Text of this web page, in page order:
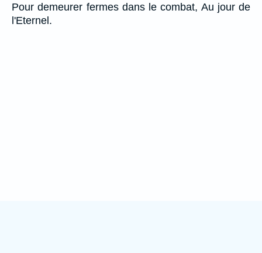
Pour demeurer fermes dans le combat, Au jour de
l'Eternel.